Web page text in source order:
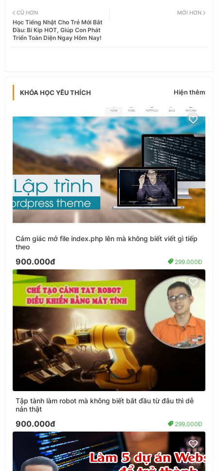
tter
MỚI HƠN
CŨ HƠN
Học Tiếng Nhật Cho Trẻ Mới Bắt
Đầu: Bí Kíp HOT, Giúp Con Phát
Triển Toàn Diện Ngay Hôm Nay!
KHÓA HỌC YÊU THÍCH Hiện thêm
Cảm giác mở file index.php lên mà không biết viết gì tiếp
theo
900.000đ 299.000Đ
Tập tành làm robot mà không biết bắt đầu từ đâu thì dễ
nản thật
900.000đ 299.000Đ